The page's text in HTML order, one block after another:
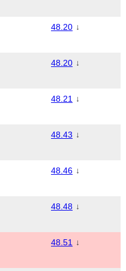
48.20 ↓
48.20 ↓
48.21 ↓
48.43 ↓
48.46 ↓
48.48 ↓
48.51 ↓